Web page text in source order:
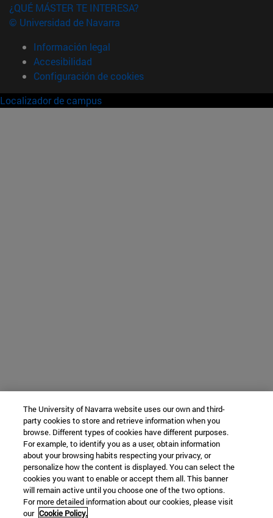
¿QUÉ MÁSTER TE INTERESA?
© Universidad de Navarra
Información legal
Accesibilidad
Configuración de cookies
Localizador de campus
The University of Navarra website uses our own and third-
party cookies to store and retrieve information when you
browse. Different types of cookies have different purposes.
For example, to identify you as a user, obtain information
about your browsing habits respecting your privacy, or
personalize how the content is displayed. You can select the
cookies you want to enable or accept them all. This banner
will remain active until you choose one of the two options.
For more detailed information about our cookies, please visit
our Cookie Policy.